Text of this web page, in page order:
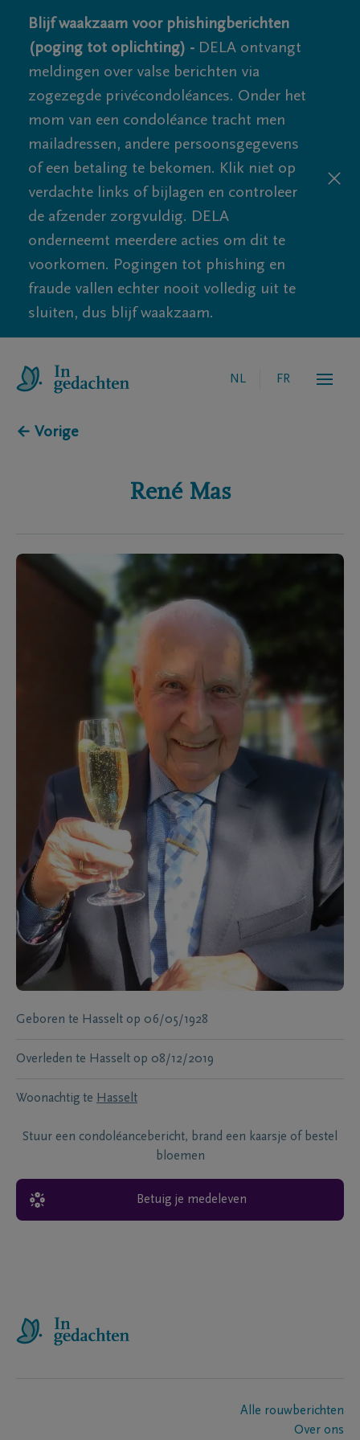
Blijf waakzaam voor phishingberichten
(poging tot oplichting) - DELA ontvangt
meldingen over valse berichten via
zogezegde privécondoléances. Onder het
mom van een condoléance tracht men
mailadressen, andere persoonsgegevens
of een betaling te bekomen. Klik niet op
verdachte links of bijlagen en controleer
de afzender zorgvuldig. DELA
onderneemt meerdere acties om dit te
voorkomen. Pogingen tot phishing en
fraude vallen echter nooit volledig uit te
sluiten, dus blijf waakzaam.
NL FR
← Vorige
René Mas
Geboren te Hasselt op 06/05/1928
Overleden te Hasselt op 08/12/2019
Woonachtig te Hasselt
Stuur een condoléancebericht, brand een kaarsje of bestel
bloemen
Betuig je medeleven
Alle rouwberichten
Over ons